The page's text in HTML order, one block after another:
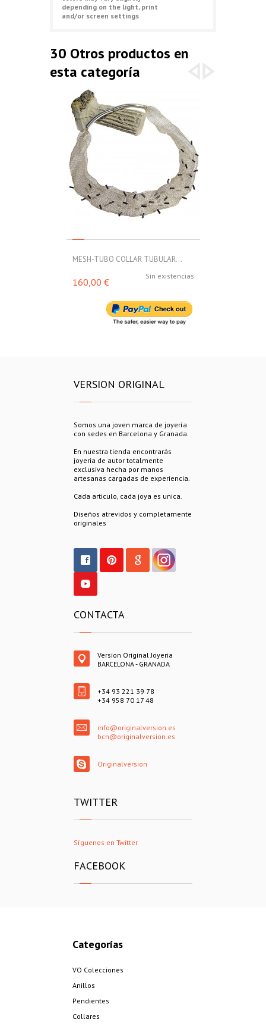
depending on the light, print
and/or screen settings
30 Otros productos en
esta categoría
MESH-TUBO COLLAR TUBULAR...
Sin existencias
160,00 €
VERSION ORIGINAL
Somos una joven marca de joyería
con sedes en Barcelona y Granada.
En nuestra tienda encontrarás
joyeria de autor totalmente
exclusiva hecha por manos
artesanas cargadas de experiencia.
Cada articulo, cada joya es unica.
Diseños atrevidos y completamente
originales
CONTACTA
Version Original Joyeria
BARCELONA - GRANADA
+34 93 221 39 78
+34 958 70 17 48
info@originalversion.es
bcn@originalversion.es
Originalversion
TWITTER
Síguenos en Twitter
FACEBOOK
Categorías
VO Colecciones
Anillos
Pendientes
Collares